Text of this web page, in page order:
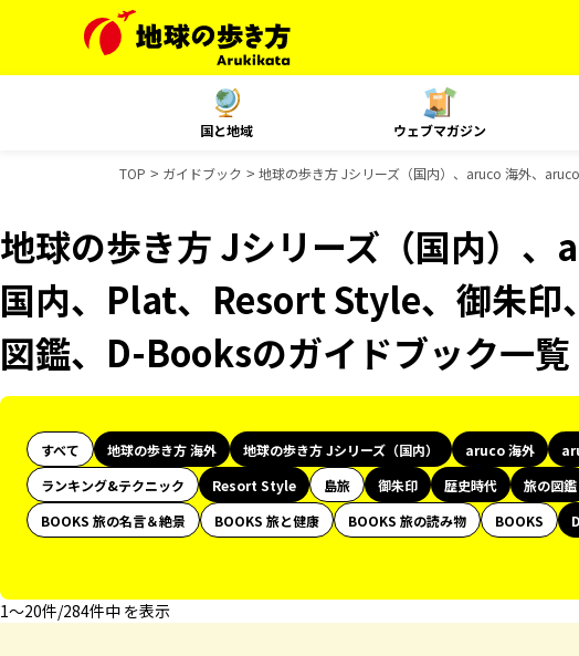
国と地域 ウェブマガジン
TOP ガイドブック 地球の歩き方 Jシリーズ（国内）、aruco 海外、
地球の歩き方 Jシリーズ（国内）
国内、Plat、Resort Style、御朱印
図鑑、D-Booksのガイドブック一覧
すべて 地球の歩き方 海外 地球の歩き方 Jシリーズ（国内） aruco 海外
ランキング&テクニック
Resort Style 島旅 御朱印 歴史時代 旅の図鑑
BOOKS 旅の名言＆絶景
BOOKS 旅と健康 BOOKS 旅の読み物 BOOKS
1〜20件/284件中 を表示